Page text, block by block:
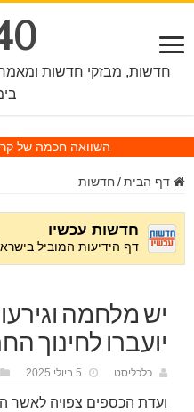
השוואה חכמה של
דף הבית / חדשות
יועברו לחינוך
כלכליסט 5 ביולי 2025